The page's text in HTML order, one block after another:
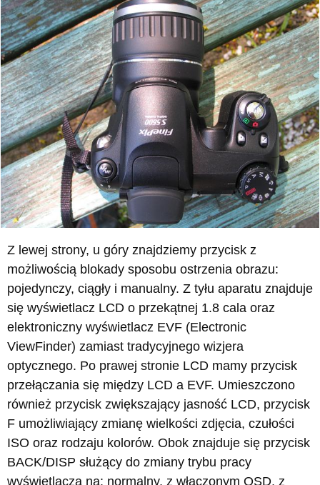
Z lewej strony, u góry znajdziemy przycisk z
możliwością blokady sposobu ostrzenia obrazu:
pojedynczy, ciągły i manualny. Z tyłu aparatu znajduje
się wyświetlacz LCD o przekątnej 1.8 cala oraz
elektroniczny wyświetlacz EVF (Electronic
ViewFinder) zamiast tradycyjnego wizjera
optycznego. Po prawej stronie LCD mamy przycisk
przełączania się między LCD a EVF. Umieszczono
również przycisk zwiększający jasność LCD, przycisk
F umożliwiający zmianę wielkości zdjęcia, czułości
ISO oraz rodzaju kolorów. Obok znajduje się przycisk
BACK/DISP służący do zmiany trybu pracy
wyświetlacza na: normalny, z włączonym OSD, z